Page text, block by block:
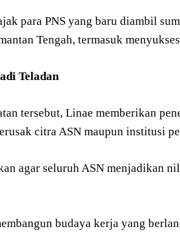
para PNS yang baru diambil
Tengah, termasuk
Teladan
tersebut, Linae memberikan
citra ASN maupun institusi
agar seluruh ASN menjadikan
budaya kerja yang